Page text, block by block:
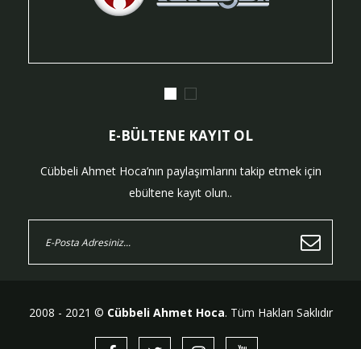
E-BÜLTENE KAYIT OL
Cübbeli Ahmet Hoca’nın paylaşımlarını takip etmek için
ebültene kayıt olun..
2008 - 2021 © Cübbeli Ahmet Hoca. Tüm Hakları Saklıdır